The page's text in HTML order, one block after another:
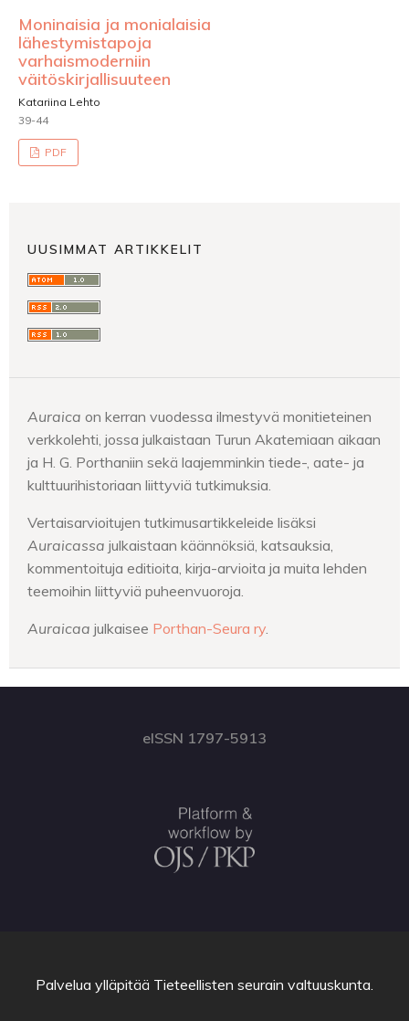
Moninaisia ja monialaisia
lähestymistapoja
varhaismoderniin
väitöskirjallisuuteen
Katariina Lehto
39-44
PDF
UUSIMMAT ARTIKKELIT
Auraica on kerran vuodessa ilmestyvä monitieteinen
verkkolehti, jossa julkaistaan Turun Akatemiaan aikaan
ja H. G. Porthaniin sekä laajemminkin tiede-, aate- ja
kulttuurihistoriaan liittyviä tutkimuksia.
Vertaisarvioitujen tutkimusartikkeleide lisäksi
Auraicassa julkaistaan käännöksiä, katsauksia,
kommentoituja editioita, kirja-arvioita ja muita lehden
teemoihin liittyviä puheenvuoroja.
Auraicaa julkaisee Porthan-Seura ry.
eISSN 1797-5913
Palvelua ylläpitää Tieteellisten seurain valtuuskunta